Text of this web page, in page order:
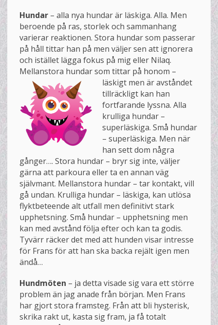
Hundar – alla nya hundar är läskiga. Alla. Men
beroende på ras, storlek och sammanhang
varierar reaktionen. Stora hundar som passerar
på håll tittar han på men väljer sen att ignorera
och istället lägga fokus på mig eller Nilaq.
Mellanstora hundar som tittar på honom –
läskigt men äravståndet
tillräckligt kan han
fortfarande lyssna. Alla
krulliga hundar –
superläskiga. Små hundar
– superläskiga. Men när
han sett dom några
gånger…. Stora hundar – bryr sig inte, väljer
gärna att parkoura eller ta en annan väg
självmant. Mellanstora hundar – tar kontakt, vill
gå undan. Krulliga hundar – läskiga, kan utlösa
flyktbeteende alt utfall men definitivt stark
upphetsning. Små hundar – upphetsning men
kan med avstånd följa efter och kan ta godis.
Tyvärr räcker det med att hunden visar intresse
för Frans för att han ska backa rejält igen men
ändå…
Hundmöten – ja detta visade sig vara ett större
problem än jag anade från början. Men Frans
har gjort stora framsteg. Från att bli hysterisk,
skrika rakt ut, kasta sig fram, ja få totalt